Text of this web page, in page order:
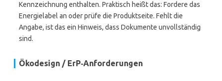
Kennzeichnung enthalten. Praktisch heißt das: Fordere das
Energielabel an oder prüfe die Produktseite. Fehlt die
Angabe, ist das ein Hinweis, dass Dokumente unvollständig
sind.
Ökodesign / ErP‑Anforderungen